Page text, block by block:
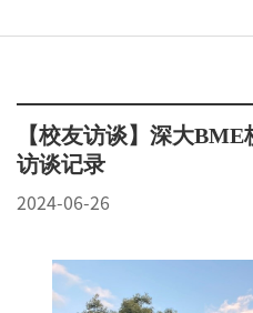
【校友访谈】深大
访谈记录
2024-06-26